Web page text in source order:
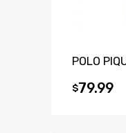
POLO
$79.99